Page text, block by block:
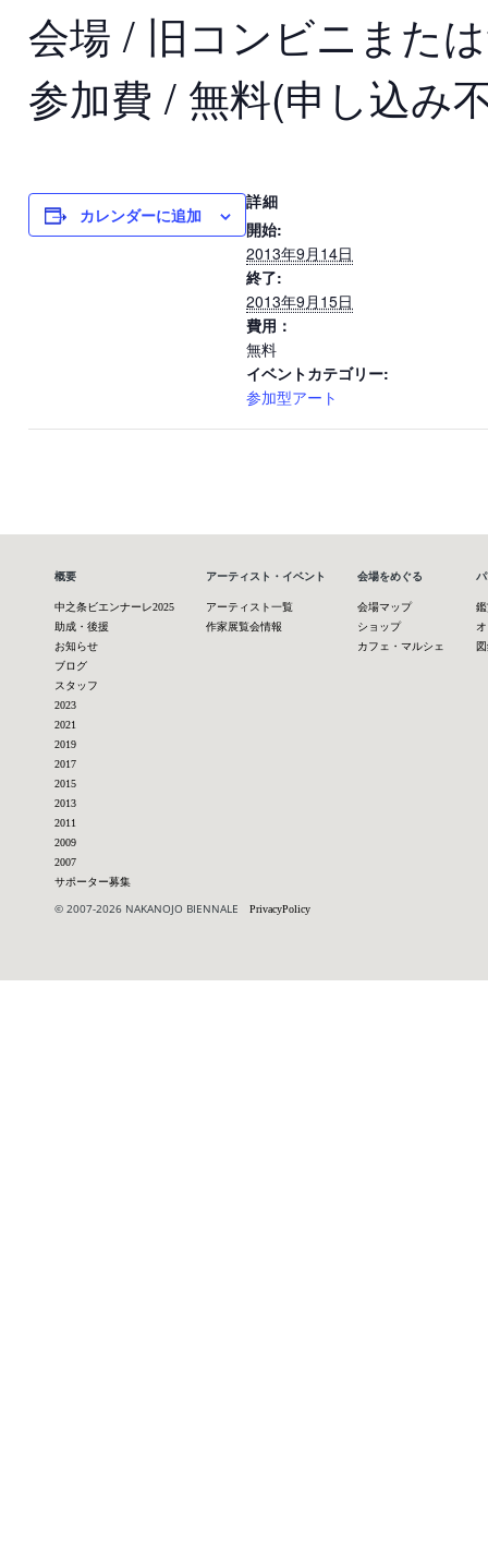
会場 / 旧コンビニまた
参加費 / 無料(申し込み
カレンダーに追加
詳細
開始:
2013年9月14日
終了:
2013年9月15日
費用：
無料
イベントカテゴリー:
参加型アート
概要
中之条ビエンナーレ2025
助成・後援
お知らせ
ブログ
スタッフ
2023
2021
2019
2017
2015
2013
2011
2009
2007
サポーター募集
アーティスト・イベント
アーティスト一覧
作家展覧会情報
会場をめぐる
会場マップ
ショップ
カフェ・マルシェ
© 2007-2026 NAKANOJO BIENNALE PrivacyPolicy